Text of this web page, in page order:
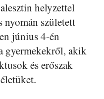
helyzettel
született
június 4-én
gyermekekről, akik
és erőszak